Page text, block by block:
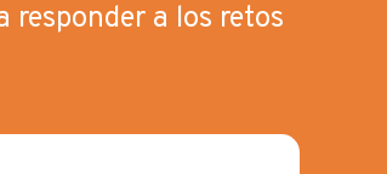
responder a los retos